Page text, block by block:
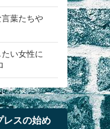
葉たちや
い女性に
レスの始め